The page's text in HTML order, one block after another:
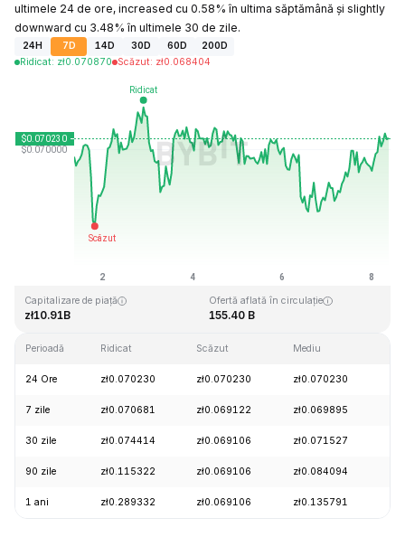
ultimele 24 de ore, increased cu 0.58% în ultima săptămână și slightly
downward cu 3.48% în ultimele 30 de zile.
24H 7D 14D 30D 60D
200D
Ridicat: zł0.070870 Scăzut: zł0.068404
Ultima actualizare: 2026-08-08, 08:40 GMT+0
Capitalizare de piață
zł10.91B
Ofertă aflată în circulație
155.40 B
Perioadă Ridicat Scăzut Mediu
24 Ore zł0.070230 zł0.070230 zł0.070230
7 zile zł0.070681 zł0.069122 zł0.069895
30 zile zł0.074414 zł0.069106 zł0.071527
90 zile zł0.115322 zł0.069106 zł0.084094
1 ani zł0.289332 zł0.069106 zł0.135791